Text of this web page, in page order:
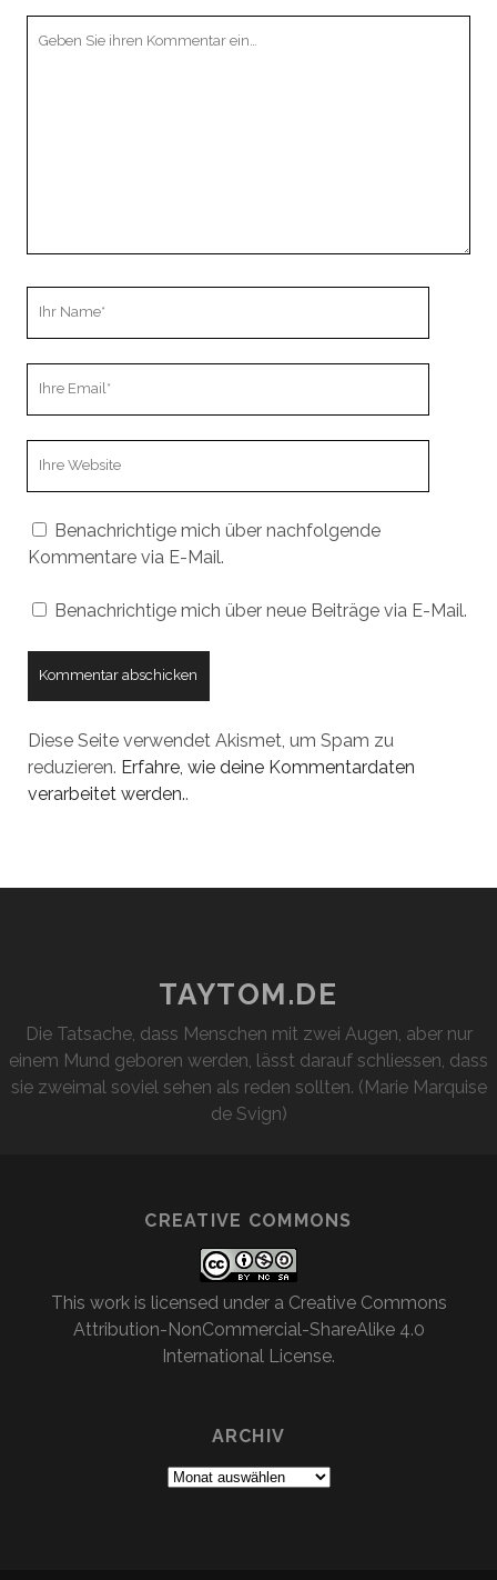
Benachrichtige mich über nachfolgende
Kommentare via E-Mail.
Benachrichtige mich über neue Beiträge via E-Mail.
Diese Seite verwendet Akismet, um Spam zu
reduzieren. Erfahre, wie deine Kommentardaten
verarbeitet werden..
TAYTOM.DE
Die Tatsache, dass Menschen mit zwei Augen, aber nur
einem Mund geboren werden, lässt darauf schliessen, dass
sie zweimal soviel sehen als reden sollten. (Marie Marquise
de Svign)
CREATIVE COMMONS
This work is licensed under a Creative Commons
Attribution-NonCommercial-ShareAlike 4.0
International License.
ARCHIV
Archiv